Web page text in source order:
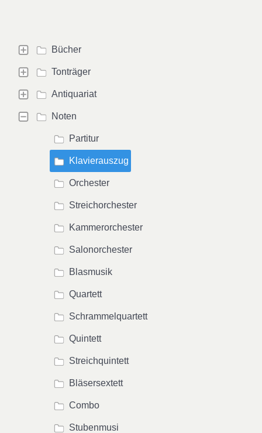
Bücher
Tonträger
Antiquariat
Noten
Partitur
Klavierauszug
Orchester
Streichorchester
Kammerorchester
Salonorchester
Blasmusik
Quartett
Schrammelquartett
Quintett
Streichquintett
Bläsersextett
Combo
Stubenmusi